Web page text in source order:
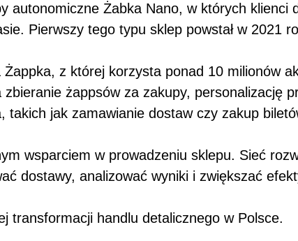
autonomiczne Żabka Nano, w których
Pierwszy tego typu sklep powstał w 2021
z której korzysta ponad 10 milionów
żappsów za zakupy, personalizację
jak zamawianie dostaw czy zakup
wsparciem w prowadzeniu sklepu. Sieć
dostawy, analizować wyniki i zwiększać
transformacji handlu detalicznego w Polsce.